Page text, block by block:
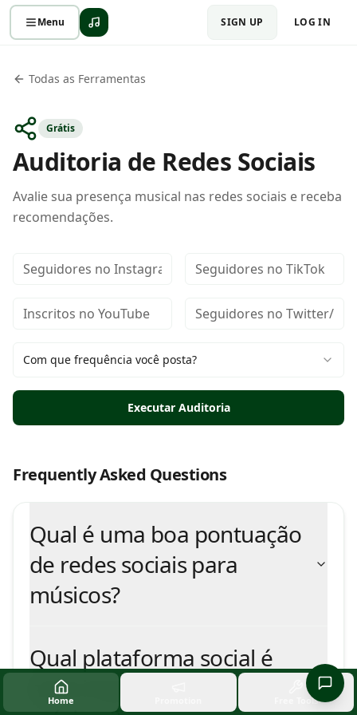
Menu SIGN UP LOG IN
Todas as Ferramentas
Grátis
Auditoria de Redes Sociais
Avalie sua presença musical nas redes sociais e receba
recomendações.
Com que frequência você posta?
Executar Auditoria
Frequently Asked Questions
Qual é uma boa pontuação
de redes sociais para
músicos?
Qual plataforma social é
mais importante para
Home Free Tools